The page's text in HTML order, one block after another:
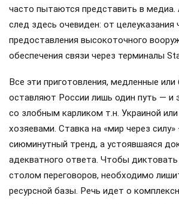
часто пытаются представить в медиа.
след здесь очевиден: от целеуказания
предоставления высокоточного
обеспечения связи через терминалы
Все эти приготовления, медленные
оставляют России лишь один путь — и
со злобным карликом т.н. Украиной
хозяевами. Ставка на «мир через
сиюминутный тренд, а устоявшаяся
адекватного ответа. Чтобы диктовать
столом переговоров, необходимо
ресурсной базы. Речь идет о